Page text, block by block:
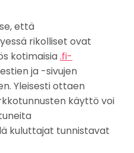
että
rikolliset ovat
kotimaisia.fi-
ja -sivujen
Yleisesti ottaen
käyttö voi
kuluttajat tunnistavat